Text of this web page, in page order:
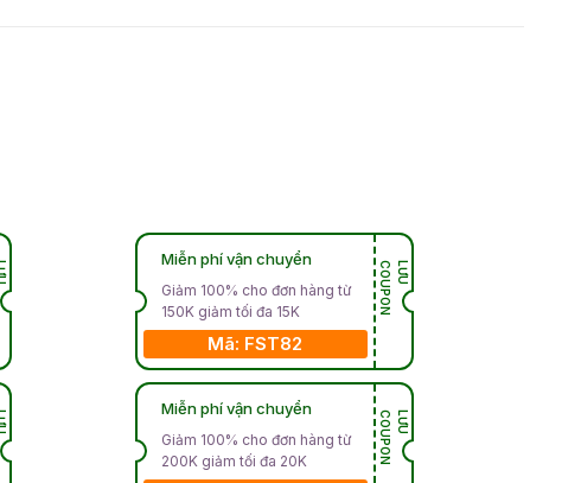
Miễn phí vận chuyển
Giảm 100% cho đơn hàng từ
150K giảm tối đa 15K
Mã: FST82
L
Ư
U
C
O
U
P
O
N
Miễn phí vận chuyển
Giảm 100% cho đơn hàng từ
200K giảm tối đa 20K
L
Ư
U
C
O
U
P
O
N